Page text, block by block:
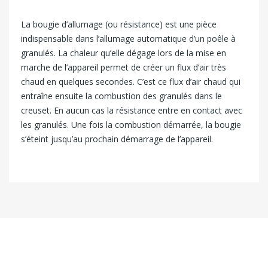
La bougie d’allumage (ou résistance) est une pièce
indispensable dans l’allumage automatique d’un poêle à
granulés. La chaleur qu’elle dégage lors de la mise en
marche de l’appareil permet de créer un flux d’air très
chaud en quelques secondes. C’est ce flux d’air chaud qui
entraîne ensuite la combustion des granulés dans le
creuset. En aucun cas la résistance entre en contact avec
les granulés. Une fois la combustion démarrée, la bougie
s’éteint jusqu’au prochain démarrage de l’appareil.